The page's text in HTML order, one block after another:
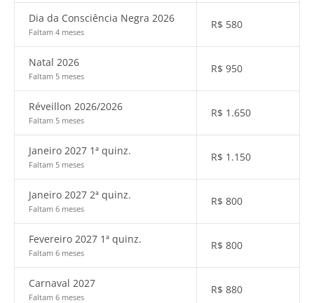
Dia da Consciência Negra 2026
Faltam 4 meses
R$ 580
Natal 2026
Faltam 5 meses
R$ 950
Réveillon 2026/2026
Faltam 5 meses
R$ 1.650
Janeiro 2027 1ª quinz.
Faltam 5 meses
R$ 1.150
Janeiro 2027 2ª quinz.
Faltam 6 meses
R$ 800
Fevereiro 2027 1ª quinz.
Faltam 6 meses
R$ 800
Carnaval 2027
Faltam 6 meses
R$ 880